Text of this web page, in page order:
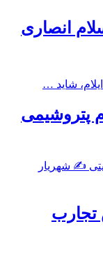
انصاری
پتروشیمی
تجارب